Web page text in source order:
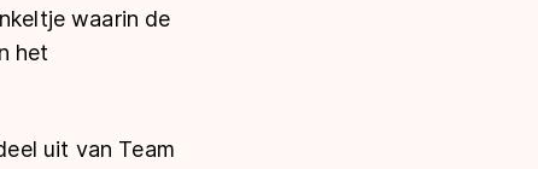
waarin de
het
uit van Team